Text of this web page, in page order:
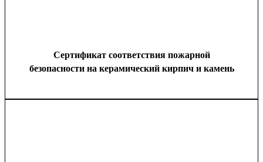
Сертификат соответствия пожарной
безопасности на керамический кирпич и камень